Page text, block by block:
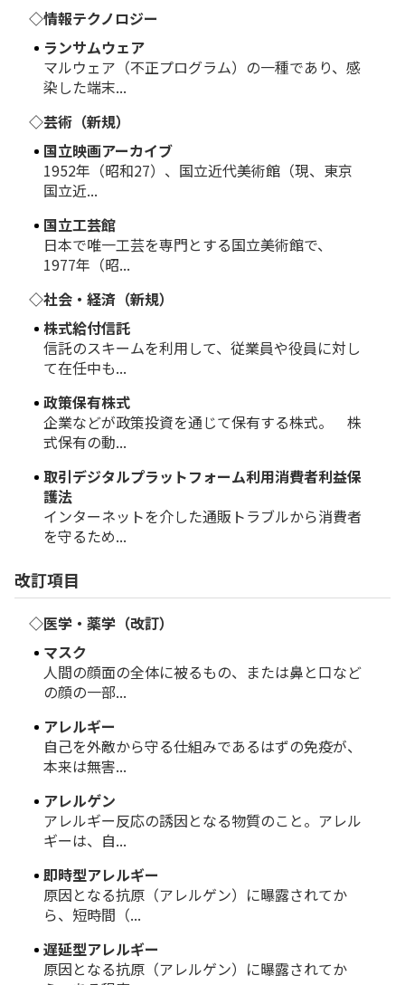
◇情報テクノロジー
ランサムウェア
マルウェア（不正プログラム）の一種であり、感
染した端末...
◇芸術（新規）
国立映画アーカイブ
1952年（昭和27）、国立近代美術館（現、東京
国立近...
国立工芸館
日本で唯一工芸を専門とする国立美術館で、
1977年（昭...
◇社会・経済（新規）
株式給付信託
信託のスキームを利用して、従業員や役員に対し
て在任中も...
政策保有株式
企業などが政策投資を通じて保有する株式。 株
式保有の動...
取引デジタルプラットフォーム利用消費者利益保
護法
インターネットを介した通販トラブルから消費者
を守るため...
改訂項目
◇医学・薬学（改訂）
マスク
人間の顔面の全体に被るもの、または鼻と口など
の顔の一部...
アレルギー
自己を外敵から守る仕組みであるはずの免疫が、
本来は無害...
アレルゲン
アレルギー反応の誘因となる物質のこと。アレル
ギーは、自...
即時型アレルギー
原因となる抗原（アレルゲン）に曝露されてか
ら、短時間（...
遅延型アレルギー
原因となる抗原（アレルゲン）に曝露されてか